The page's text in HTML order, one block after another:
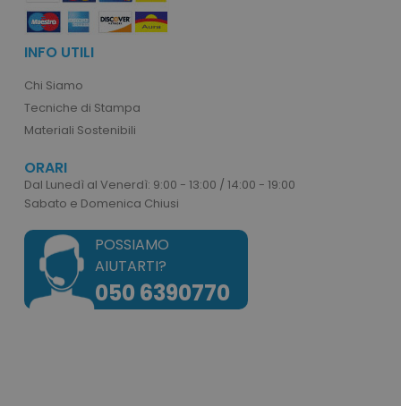
INFO UTILI
Chi Siamo
Tecniche di Stampa
Materiali Sostenibili
ORARI
Dal Lunedì al Venerdì: 9:00 - 13:00 / 14:00 - 19:00
Sabato e Domenica Chiusi
POSSIAMO
AIUTARTI?
050 6390770
CookieScriptConsent